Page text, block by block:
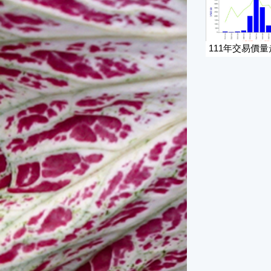
111年交易價量